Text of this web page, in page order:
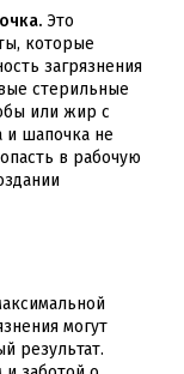
Это
которые
загрязнения
стерильные
или жир с
и шапочка не
в рабочую
могут
результат.